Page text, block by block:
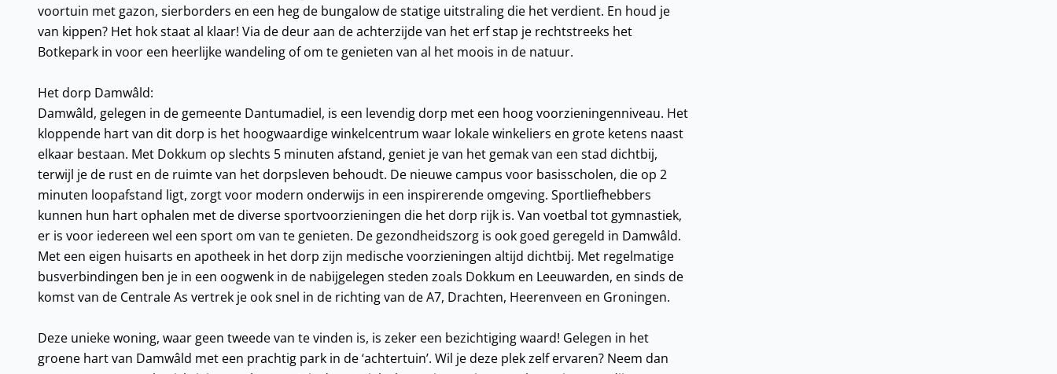
voortuin met gazon, sierborders en een heg de bungalow de statige uitstraling die het verdient. En houd je
van kippen? Het hok staat al klaar! Via de deur aan de achterzijde van het erf stap je rechtstreeks het
Botkepark in voor een heerlijke wandeling of om te genieten van al het moois in de natuur.
Het dorp Damwâld:
Damwâld, gelegen in de gemeente Dantumadiel, is een levendig dorp met een hoog voorzieningenniveau. Het
kloppende hart van dit dorp is het hoogwaardige winkelcentrum waar lokale winkeliers en grote ketens naast
elkaar bestaan. Met Dokkum op slechts 5 minuten afstand, geniet je van het gemak van een stad dichtbij,
terwijl je de rust en de ruimte van het dorpsleven behoudt. De nieuwe campus voor basisscholen, die op 2
minuten loopafstand ligt, zorgt voor modern onderwijs in een inspirerende omgeving. Sportliefhebbers
kunnen hun hart ophalen met de diverse sportvoorzieningen die het dorp rijk is. Van voetbal tot gymnastiek,
er is voor iedereen wel een sport om van te genieten. De gezondheidszorg is ook goed geregeld in Damwâld.
Met een eigen huisarts en apotheek in het dorp zijn medische voorzieningen altijd dichtbij. Met regelmatige
busverbindingen ben je in een oogwenk in de nabijgelegen steden zoals Dokkum en Leeuwarden, en sinds de
komst van de Centrale As vertrek je ook snel in de richting van de A7, Drachten, Heerenveen en Groningen.
Deze unieke woning, waar geen tweede van te vinden is, is zeker een bezichtiging waard! Gelegen in het
groene hart van Damwâld met een prachtig park in de ‘achtertuin’. Wil je deze plek zelf ervaren? Neem dan